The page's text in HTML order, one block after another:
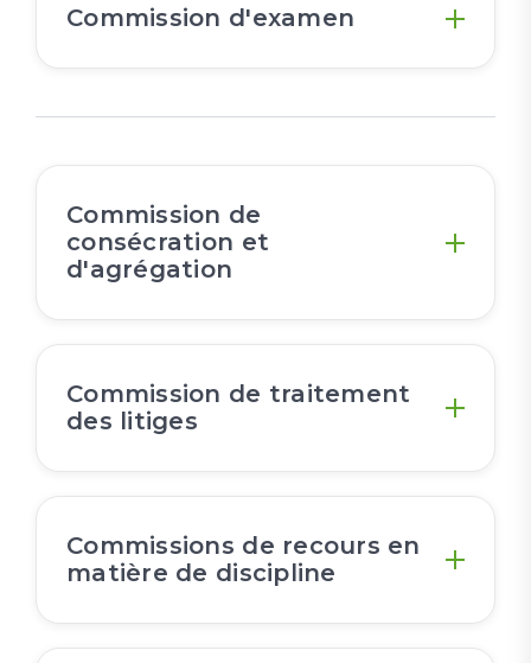
Commission d'examen
Commission de
consécration et
d'agrégation
Commission de traitement
des litiges
Commissions de recours en
matière de discipline